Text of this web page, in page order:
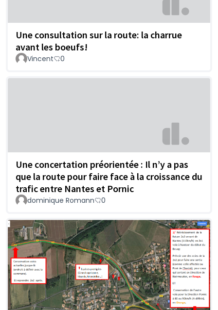
Une consultation sur la route: la charrue
avant les boeufs!
Vincent 0
Une concertation préorientée : Il n’y a pas
que la route pour faire face à la croissance du
trafic entre Nantes et Pornic
dominique Romann 0